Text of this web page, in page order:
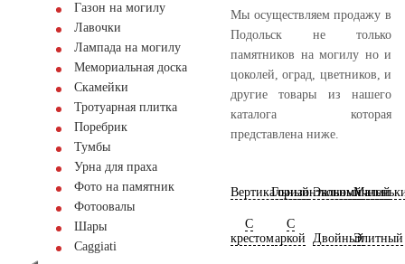
Газон на могилу
Лавочки
Лампада на могилу
Мемориальная доска
Скамейки
Тротуарная плитка
Поребрик
Тумбы
Урна для праха
Фото на памятник
Фотоовалы
Шары
Сaggiati
Мы осуществляем продажу в
Подольск не только
памятников на могилу но и
цоколей, оград, цветников, и
другие товары из нашего
каталога которая
представлена ниже.
ВертикальныйГоризонтальный
Экономичный
С
крестом
С
аркой
ДвойныйЭлитный